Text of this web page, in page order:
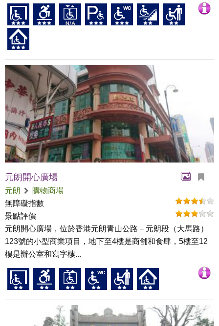
元朗開心廣場
元朗
購物商場
無障礙指數
景點評價
元朗開心廣場，位於香港元朗青山公路－元朗段（大馬路）
123號的小型商業項目，地下至4樓是商舗和食肆，5樓至12
樓是辦公室和寫字樓...